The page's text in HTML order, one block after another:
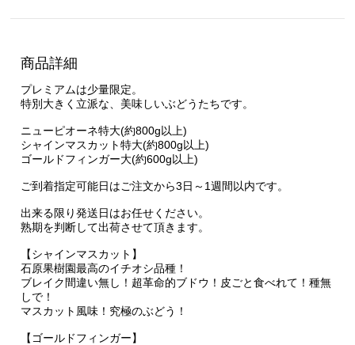
商品詳細
プレミアムは少量限定。
特別大きく立派な、美味しいぶどうたちです。
ニューピオーネ特大(約800g以上)
シャインマスカット特大(約800g以上)
ゴールドフィンガー大(約600g以上)
ご到着指定可能日はご注文から3日～1週間以内です。
出来る限り発送日はお任せください。
熟期を判断して出荷させて頂きます。
【シャインマスカット】
石原果樹園最高のイチオシ品種！
ブレイク間違い無し！超革命的ブドウ！皮ごと食べれて！種無
しで！
マスカット風味！究極のぶどう！
【ゴールドフィンガー】